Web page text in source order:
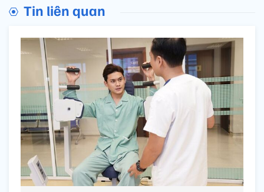
Tin liên quan